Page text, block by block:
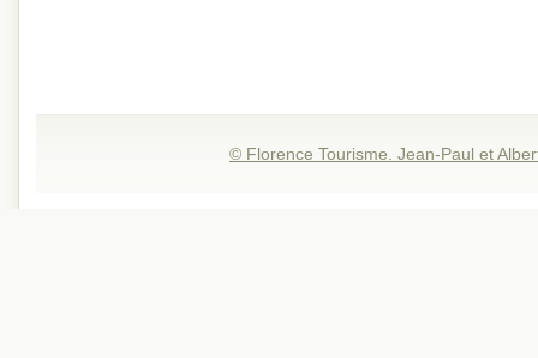
© Florence Tourisme. Jean-Paul et